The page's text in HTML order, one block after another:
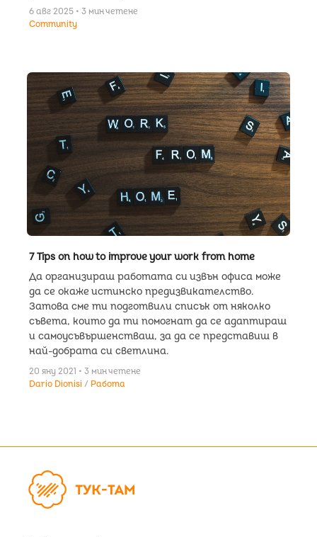
6 авг 2025 • 3 мин четене
Community
7 Tips on how to improve your work from home
Да организираш работата си извън офиса може
да се окаже истинско предизвикателство.
Затова сме ти подготвили списък от няколко
съвета, които да ти помогнат да се адаптираш
и самоусъвършенстваш, за да се представиш в
най-добрата си светлина.
20 яну 2021 • 3 мин четене
Dario Dionisi
Работа